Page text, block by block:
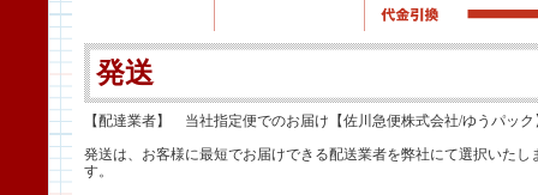
発送
【配達業者】 当社指定便でのお届け【佐川急便株式会社/ゆうパック
発送は、お客様に最短でお届けできる配送業者を弊社にて選択いたし
す。